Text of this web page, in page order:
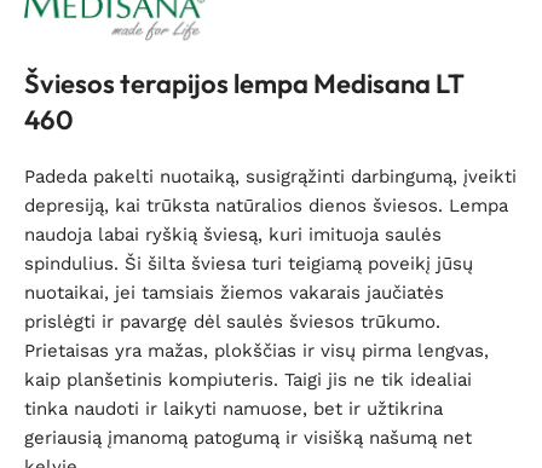
Šviesos terapijos lempa Medisana LT
460
Padeda pakelti nuotaiką, susigrąžinti darbingumą, įveikti
depresiją, kai trūksta natūralios dienos šviesos. Lempa
naudoja labai ryškią šviesą, kuri imituoja saulės
spindulius. Ši šilta šviesa turi teigiamą poveikį jūsų
nuotaikai, jei tamsiais žiemos vakarais jaučiatės
prislėgti ir pavargę dėl saulės šviesos trūkumo.
Prietaisas yra mažas, plokščias ir visų pirma lengvas,
kaip planšetinis kompiuteris. Taigi jis ne tik idealiai
tinka naudoti ir laikyti namuose, bet ir užtikrina
geriausią įmanomą patogumą ir visišką našumą net